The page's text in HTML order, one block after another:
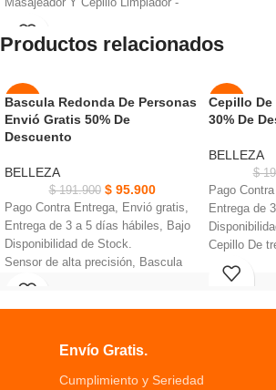
Masajeador Y Cepillo Limpiador -
IPX4, adopta silicona de grado
impermeable, segura y sanitaria
la temperatura actual
Se recomienda usarlo durante no
más de 5 minutos. Apague el
Productos relacionados
-50%
NUEVO
Bascula Redonda De Personas
Envió Gratis 50% De
Descuento
BELLEZA
$191.900 $95.900
Pago Contra Entrega, Envió gratis,
Entrega de 3 a 5 días hábiles, Bajo
Disponibilidad de Stock.
Sensor de alta precisión, Bascula
Redonda.
Medición en Kg o Lb.
-50%
Cepillo De
30% De
BELLEZA
$
Pago
Entrega de
Cepillo De
mejores
colócalos
Envío Gratis.
Cumplimiento y Seriedad